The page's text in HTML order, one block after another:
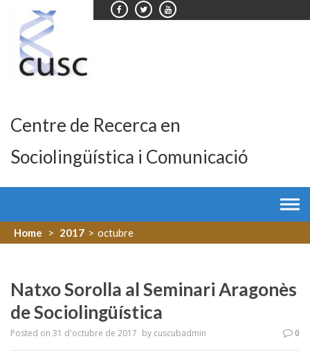
content
Centre de Recerca en
Sociolingüística i Comunicació
Home > 2017 > octubre
Natxo Sorolla al Seminari Aragonès
de Sociolingüística
Posted on 31 d'octubre de 2017 by cuscubadmin 0